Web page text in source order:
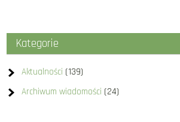
Kategorie
Aktualności (139)
Archiwum wiadomości (24)